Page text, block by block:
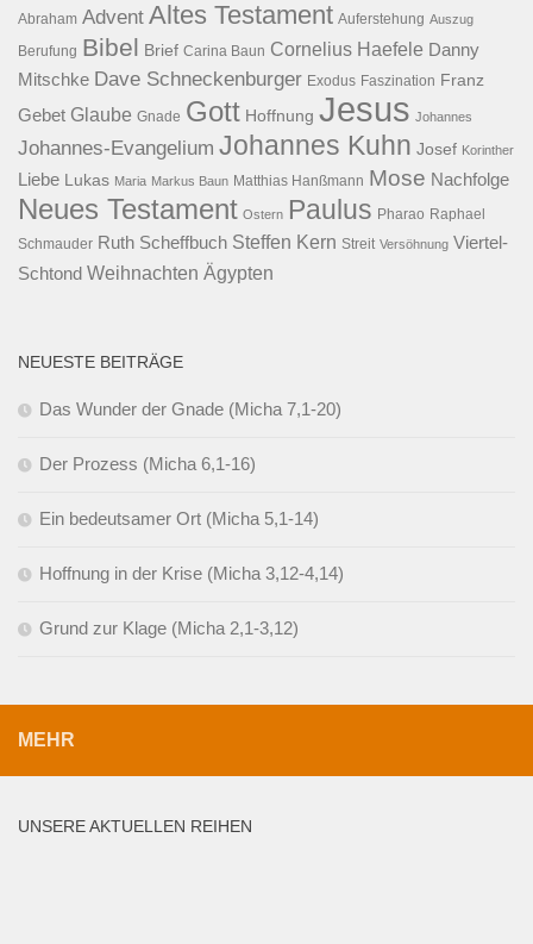
Abraham Advent Altes Testament Auferstehung Auszug
Berufung Bibel Brief Carina Baun Cornelius Haefele Danny
Mitschke Dave Schneckenburger Exodus Faszination Franz
Gebet Glaube Gnade Gott Hoffnung Jesus Johannes
Johannes-Evangelium Johannes Kuhn Josef Korinther
Liebe Lukas Maria Markus Baun Matthias Hanßmann Mose Nachfolge
Neues Testament Ostern Paulus Pharao Raphael
Schmauder Ruth Scheffbuch Steffen Kern Streit Versöhnung Viertel-
Schtond Weihnachten Ägypten
NEUESTE BEITRÄGE
Das Wunder der Gnade (Micha 7,1-20)
Der Prozess (Micha 6,1-16)
Ein bedeutsamer Ort (Micha 5,1-14)
Hoffnung in der Krise (Micha 3,12-4,14)
Grund zur Klage (Micha 2,1-3,12)
MEHR
UNSERE AKTUELLEN REIHEN